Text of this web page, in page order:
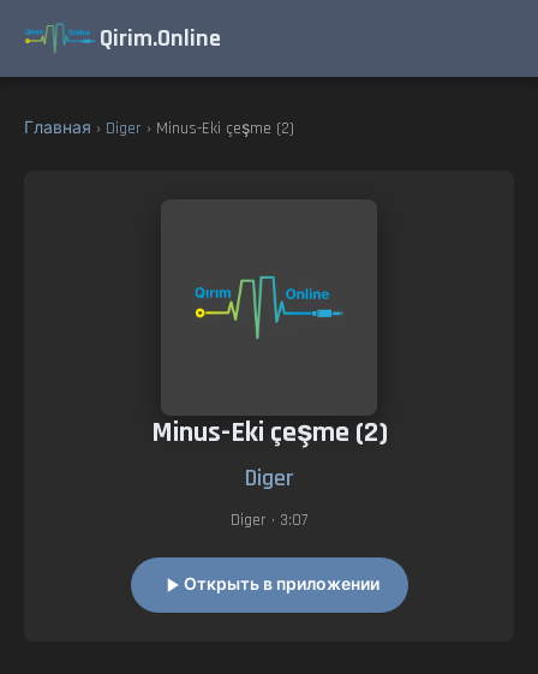
Qirim.Online
Главная › Diger › Minus-Eki çeşme (2)
Minus-Eki çeşme (2)
Diger
Diger • 3:07
Открыть в приложении